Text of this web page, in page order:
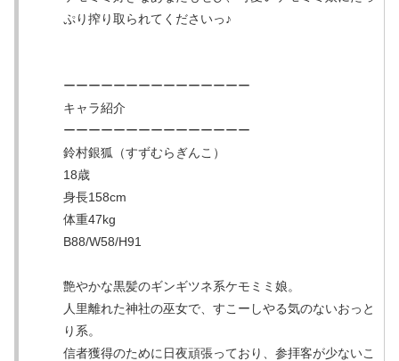
ぷり搾り取られてくださいっ♪
ーーーーーーーーーーーーーーー
キャラ紹介
ーーーーーーーーーーーーーーー
鈴村銀狐（すずむらぎんこ）
18歳
身長158cm
体重47kg
B88/W58/H91
艶やかな黒髪のギンギツネ系ケモミミ娘。
人里離れた神社の巫女で、すこーしやる気のないおっと
り系。
信者獲得のために日夜頑張っており、参拝客が少ないこ